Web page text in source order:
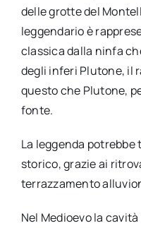
delle grotte del
leggendario è
classica dalla ninfa
degli inferi Plutone, il
questo che Plutone,
fonte.
La leggenda
storico, grazie ai
terrazzamento
Nel Medioevo la